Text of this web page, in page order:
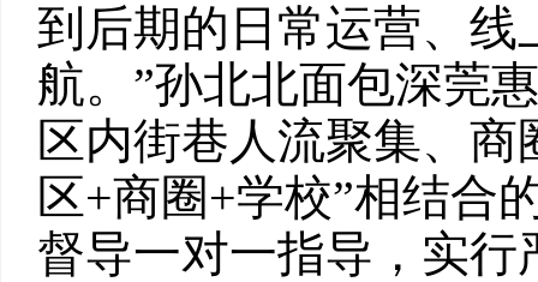
到后期的日常运营、
航。”孙北北面包深莞
区内街巷人流聚集、
区+商圈+学校”相结合
督导一对一指导，实